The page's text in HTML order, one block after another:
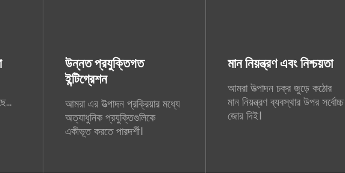
উন্নত প্রযুক্তিগত
ইন্টিগ্রেশন
আমরা এর উত্পাদন প্রক্রিয়ার মধ্যে
অত্যাধুনিক প্রযুক্তিগুলিকে
একীভূত করতে পারদর্শী।
মান নিয়ন্ত্রণ এবং নিশ্চয়তা
আমরা উত্পাদন চক্র জুড়ে কঠোর
মান নিয়ন্ত্রণ ব্যবস্থার উপর সর্বোচ্চ
জোর দিই।